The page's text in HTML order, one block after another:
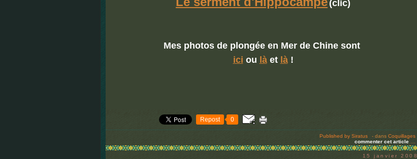
(clic)
Mes photos de plongée en Mer de Chine sont
ici ou làet là!
Repost 0
Published by Siratus - dans Coquillages
commenter cet article
15 janvier 2008